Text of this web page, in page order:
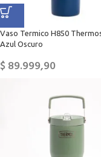
Vaso Termico H850
Azul Oscuro
$89.999,90